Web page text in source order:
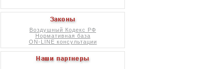
Воздушный Кодекс РФ
Нормативная база
ON-LINE консультации